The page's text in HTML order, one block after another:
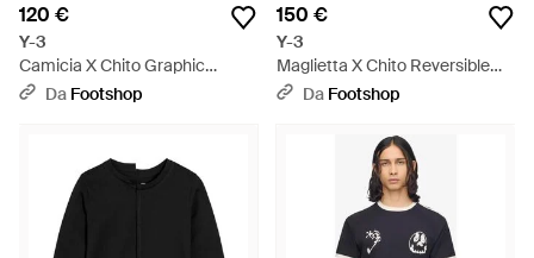
120 €
Y-3
Camicia X Chito Graphic
Running Short Sleeve Tee -
Da Footshop
150 €
Y-3
Maglietta X Chito Reversible
Running Long Sleeve - Nero
Da Footshop